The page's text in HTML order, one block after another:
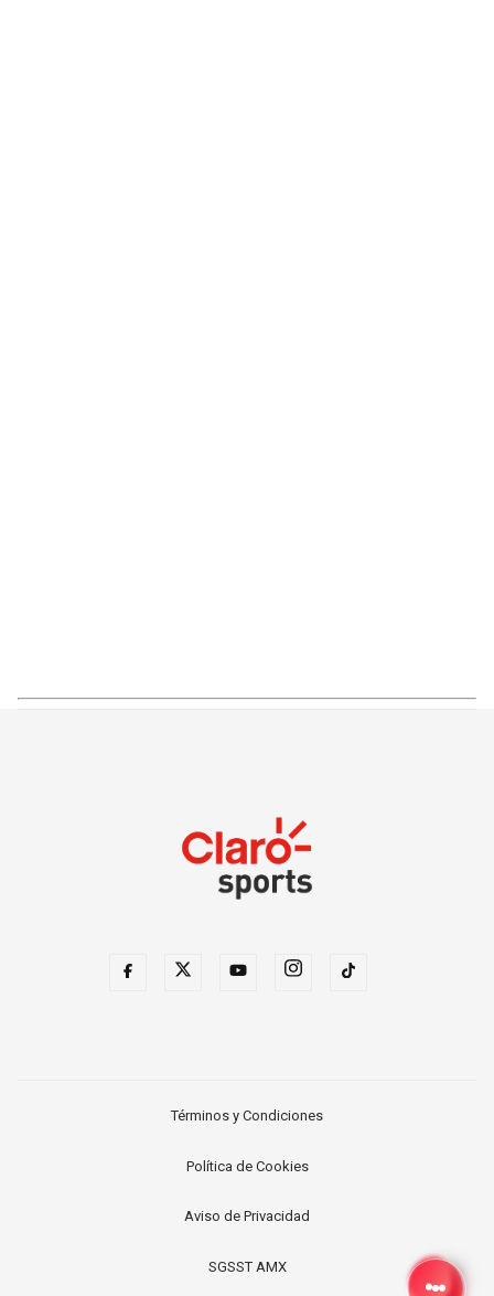
Términos y Condiciones
Política de Cookies
Aviso de Privacidad
SGSST AMX